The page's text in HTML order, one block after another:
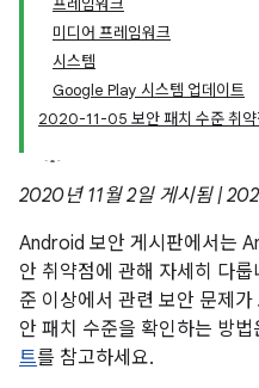
프레임워크
미디어 프레임워크
시스템
Google Play 시스템 업데이트
2020-11-05 보안 패치 수준 취약
2020년 11월 2일 게시됨 |
Android 보안 게시판에서는
안 취약점에 관해 자세히 다
준 이상에서 관련 보안 문제
안 패치 수준을 확인하는 방법
트를 참고하세요.